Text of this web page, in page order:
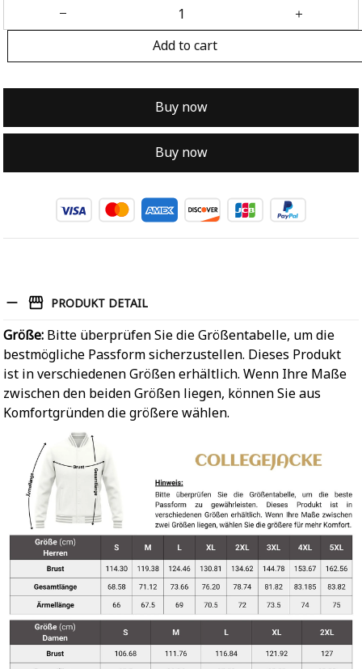
Add to cart
Buy now
Buy now
PRODUKT DETAIL
Größe: Bitte überprüfen Sie die Größentabelle, um die
bestmögliche Passform sicherzustellen. Dieses Produkt
ist in verschiedenen Größen erhältlich. Wenn Ihre Maße
zwischen den beiden Größen liegen, können Sie aus
Komfortgründen die größere wählen.